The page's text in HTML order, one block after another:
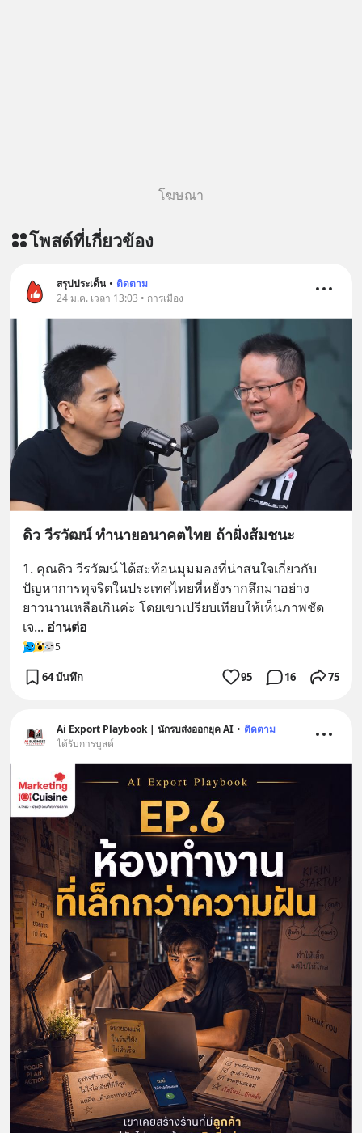
โฆษณา
โพสต์ที่เกี่ยวข้อง
สรุปประเด็น • ติดตาม
24 ม.ค. เวลา 13:03 • การเมือง
ดิว วีรวัฒน์ ทำนายอนาคตไทย ถ้าฝั่งส้มชนะ
1. คุณดิว วีรวัฒน์ ได้สะท้อนมุมมองที่น่าสนใจเกี่ยวกับ
ปัญหาการทุจริตในประเทศไทยที่หยั่งรากลึกมาอย่าง
ยาวนานเหลือเกินค่ะ โดยเขาเปรียบเทียบให้เห็นภาพชัด
เจ... อ่านต่อ
5
64 บันทึก 95 16 75
Ai Export Playbook | นักรบส่งออกยุค AI • ติดตาม
ได้รับการบูสต์